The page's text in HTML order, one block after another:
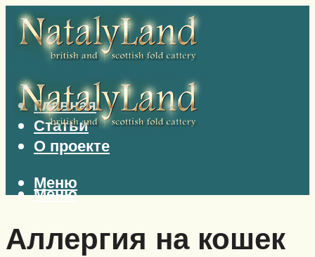
Главная
Статьи
О проекте
Меню
Меню
Аллергия на кошек